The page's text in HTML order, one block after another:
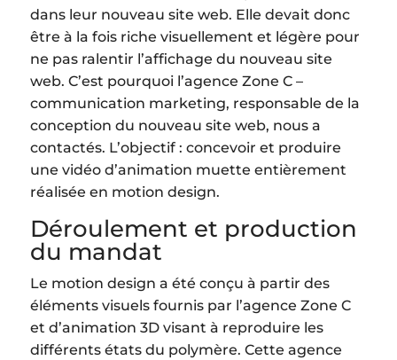
dans leur nouveau site web. Elle devait donc
être à la fois riche visuellement et légère pour
ne pas ralentir l’affichage du nouveau site
web. C’est pourquoi l’agence Zone C –
communication marketing, responsable de la
conception du nouveau site web, nous a
contactés. L’objectif : concevoir et produire
une vidéo d’animation muette entièrement
réalisée en motion design.
Déroulement et production
du mandat
Le motion design a été conçu à partir des
éléments visuels fournis par l’agence Zone C
et d’animation 3D visant à reproduire les
différents états du polymère. Cette agence